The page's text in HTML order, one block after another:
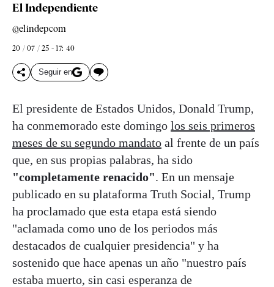
El Independiente
@elindepcom
20 / 07 / 25 - 17: 40
Seguir en
El presidente de Estados Unidos, Donald Trump,
ha conmemorado este domingo los seis primeros
meses de su segundo mandato al frente de un país
que, en sus propias palabras, ha sido
"completamente renacido". En un mensaje
publicado en su plataforma Truth Social, Trump
ha proclamado que esta etapa está siendo
"aclamada como uno de los periodos más
destacados de cualquier presidencia" y ha
sostenido que hace apenas un año "nuestro país
estaba muerto, sin casi esperanza de